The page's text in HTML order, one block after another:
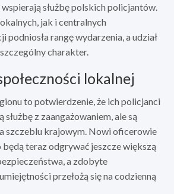
służbę polskich policjantów.
jak i centralnych
rangę wydarzenia, a udział
charakter.
lokalnej
to potwierdzenie, że ich policjanci
służbę z zaangażowaniem, ale są
szczeblu krajowym. Nowi oficerowie
teraz odgrywać jeszcze większą
a zdobyte
przełożą się na codzienną